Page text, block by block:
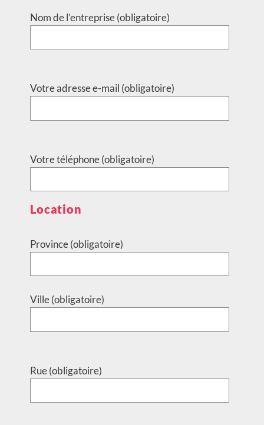
Nom de l’entreprise (obligatoire)
Votre adresse e-mail (obligatoire)
Votre téléphone (obligatoire)
Location
Province (obligatoire)
Ville (obligatoire)
Rue (obligatoire)